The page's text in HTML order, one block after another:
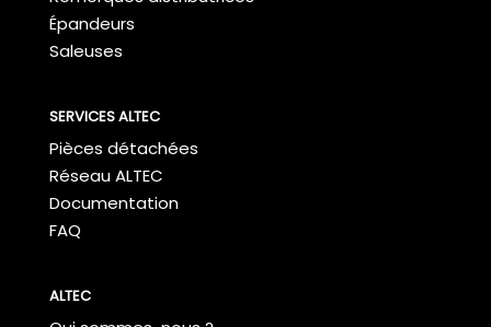
Épandeurs
Saleuses
SERVICES ALTEC
Pièces détachées
Réseau ALTEC
Documentation
FAQ
ALTEC